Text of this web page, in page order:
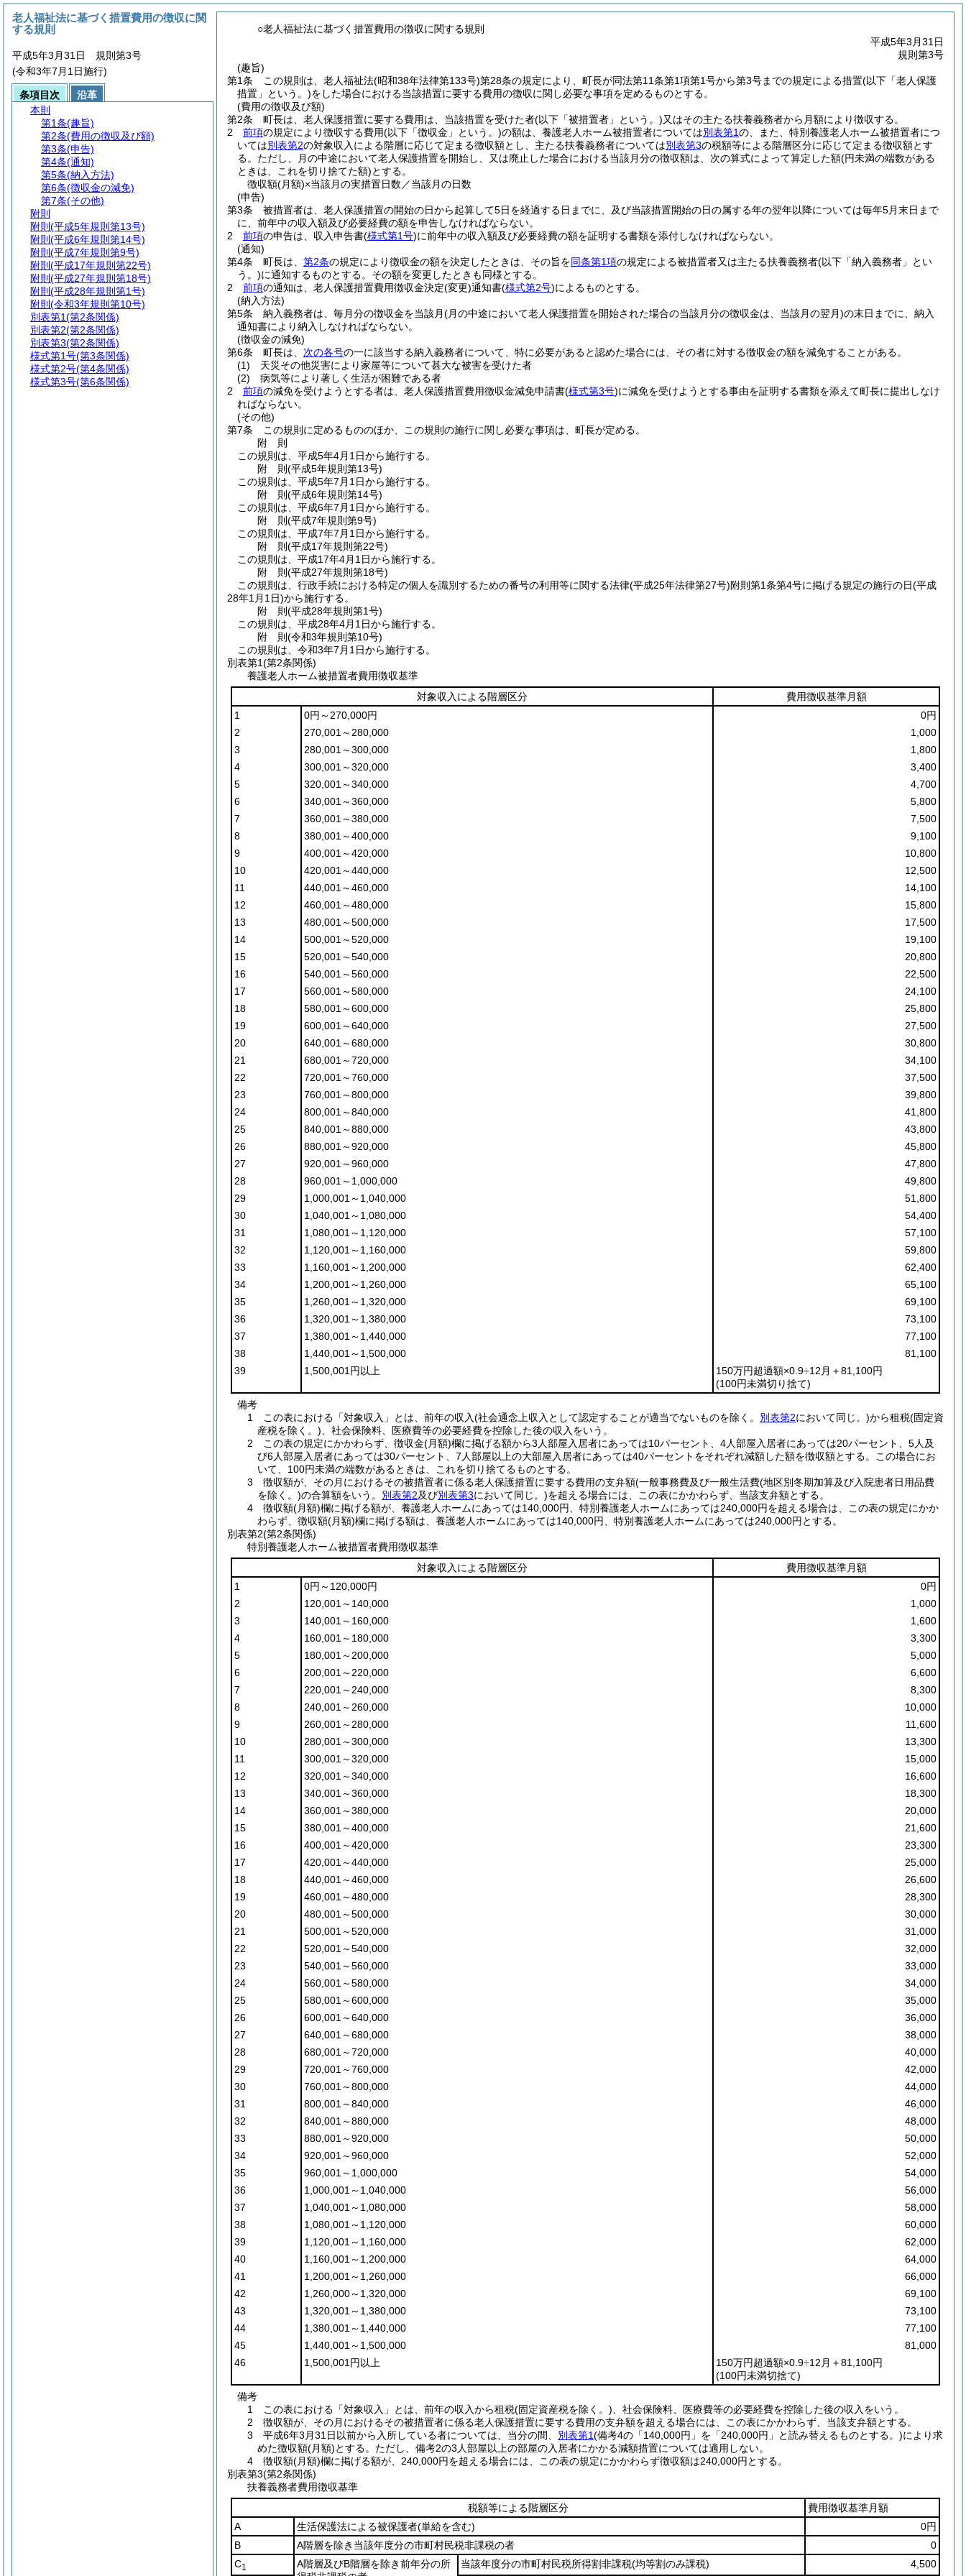
○老人福祉法に基づく措置費用の徴収に関する規則
平成5年3月31日
規則第3号
(趣旨)
第1条
この規則は、老人福祉法(昭和38年法律第133号)第28条の規定により、町長が同法第11条第1項第1号から第3号までの規定による措置(以下「老人保護
措置」という。)をした場合における当該措置に要する費用の徴収に関し必要な事項を定めるものとする。
(費用の徴収及び額)
第2条
町長は、老人保護措置に要する費用は、当該措置を受けた者(以下「被措置者」という。)又はその主たる扶養義務者から月額により徴収する。
2
前項の規定により徴収する費用(以下「徴収金」という。)の額は、養護老人ホーム被措置者については別表第1の、また、特別養護老人ホーム被措置者につ
いては別表第2の対象収入による階層に応じて定まる徴収額とし、主たる扶養義務者については別表第3の税額等による階層区分に応じて定まる徴収額とす
る。 ただし、月の中途において老人保護措置を開始し、又は廃止した場合における当該月分の徴収額は、次の算式によって算定した額(円未満の端数がある
ときは、これを切り捨てた額)とする。
徴収額(月額)×当該月の実措置日数／当該月の日数
(申告)
第3条
被措置者は、老人保護措置の開始の日から起算して5日を経過する日までに、及び当該措置開始の日の属する年の翌年以降については毎年5月末日まで
に、前年中の収入額及び必要経費の額を申告しなければならない。
2
前項の申告は、収入申告書(様式第1号)に前年中の収入額及び必要経費の額を証明する書類を添付しなければならない。
(通知)
第4条
町長は、 第2条の規定により徴収金の額を決定したときは、その旨を同条第1項の規定による被措置者又は主たる扶養義務者(以下「納入義務者」とい
う。)に通知するものとする。 その額を変更したときも同様とする。
2
前項の通知は、老人保護措置費用徴収金決定(変更)通知書(様式第2号)によるものとする。
(納入方法)
第5条
納入義務者は、毎月分の徴収金を当該月(月の中途において老人保護措置を開始された場合の当該月分の徴収金は、当該月の翌月)の末日までに、納入
通知書により納入しなければならない。
(徴収金の減免)
第6条
町長は、 次の各号の一に該当する納入義務者について、特に必要があると認めた場合には、その者に対する徴収金の額を減免することがある。
(1)
天災その他災害により家屋等について甚大な被害を受けた者
(2)
病気等により著しく生活が困難である者
2
前項の減免を受けようとする者は、老人保護措置費用徴収金減免申請書(様式第3号)に減免を受けようとする事由を証明する書類を添えて町長に提出しなけ
ればならない。
(その他)
第7条
この規則に定めるもののほか、この規則の施行に関し必要な事項は、町長が定める。
附 則
この規則は、平成5年4月1日から施行する。
附 則(平成5年規則第13号)
この規則は、平成5年7月1日から施行する。
附 則(平成6年規則第14号)
この規則は、平成6年7月1日から施行する。
附 則(平成7年規則第9号)
この規則は、平成7年7月1日から施行する。
附 則(平成17年規則第22号)
この規則は、平成17年4月1日から施行する。
附 則(平成27年規則第18号)
この規則は、行政手続における特定の個人を識別するための番号の利用等に関する法律(平成25年法律第27号)附則第1条第4号に掲げる規定の施行の日(平成
28年1月1日)から施行する。
附 則(平成28年規則第1号)
この規則は、平成28年4月1日から施行する。
附 則(令和3年規則第10号)
この規則は、令和3年7月1日から施行する。
別表第1(第2条関係)
養護老人ホーム被措置者費用徴収基準
対象収入による階層区分
費用徴収基準月額
1
0円～270,000円
0円
2
270,001～280,000
1,000
3
280,001～300,000
1,800
4
300,001～320,000
3,400
5
320,001～340,000
4,700
6
340,001～360,000
5,800
7
360,001～380,000
7,500
8
380,001～400,000
9,100
9
400,001～420,000
10,800
10
420,001～440,000
12,500
11
440,001～460,000
14,100
12
460,001～480,000
15,800
13
480,001～500,000
17,500
14
500,001～520,000
19,100
15
520,001～540,000
20,800
16
540,001～560,000
22,500
17
560,001～580,000
24,100
18
580,001～600,000
25,800
19
600,001～640,000
27,500
20
640,001～680,000
30,800
21
680,001～720,000
34,100
22
720,001～760,000
37,500
23
760,001～800,000
39,800
24
800,001～840,000
41,800
25
840,001～880,000
43,800
26
880,001～920,000
45,800
27
920,001～960,000
47,800
28
960,001～1,000,000
49,800
29
1,000,001～1,040,000
51,800
30
1,040,001～1,080,000
54,400
31
1,080,001～1,120,000
57,100
32
1,120,001～1,160,000
59,800
33
1,160,001～1,200,000
62,400
34
1,200,001～1,260,000
65,100
35
1,260,001～1,320,000
69,100
36
1,320,001～1,380,000
73,100
37
1,380,001～1,440,000
77,100
38
1,440,001～1,500,000
81,100
39
1,500,001円以上
150万円超過額×0.9÷12月＋81,100円
(100円未満切り捨て)
備考
1 この表における「対象収入」とは、前年の収入(社会通念上収入として認定することが適当でないものを除く。 別表第2において同じ。)から租税(固定資
産税を除く。)、社会保険料、医療費等の必要経費を控除した後の収入をいう。
2 この表の規定にかかわらず、徴収金(月額)欄に掲げる額から3人部屋入居者にあっては10パーセント、4人部屋入居者にあっては20パーセント、5人及
び6人部屋入居者にあっては30パーセント、7人部屋以上の大部屋入居者にあっては40パーセントをそれぞれ減額した額を徴収額とする。この場合にお
いて、100円未満の端数があるときは、これを切り捨てるものとする。
3 徴収額が、その月におけるその被措置者に係る老人保護措置に要する費用の支弁額(一般事務費及び一般生活費(地区別冬期加算及び入院患者日用品費
を除く。)の合算額をいう。 別表第2及び別表第3において同じ。)を超える場合には、この表にかかわらず、当該支弁額とする。
4 徴収額(月額)欄に掲げる額が、養護老人ホームにあっては140,000円、特別養護老人ホームにあっては240,000円を超える場合は、この表の規定にかか
わらず、徴収額(月額)欄に掲げる額は、養護老人ホームにあっては140,000円、特別養護老人ホームにあっては240,000円とする。
別表第2(第2条関係)
特別養護老人ホーム被措置者費用徴収基準
対象収入による階層区分
費用徴収基準月額
1
0円～120,000円
0円
2
120,001～140,000
1,000
3
140,001～160,000
1,600
4
160,001～180,000
3,300
5
180,001～200,000
5,000
6
200,001～220,000
6,600
7
220,001～240,000
8,300
8
240,001～260,000
10,000
9
260,001～280,000
11,600
10
280,001～300,000
13,300
11
300,001～320,000
15,000
12
320,001～340,000
16,600
13
340,001～360,000
18,300
14
360,001～380,000
20,000
15
380,001～400,000
21,600
16
400,001～420,000
23,300
17
420,001～440,000
25,000
18
440,001～460,000
26,600
19
460,001～480,000
28,300
20
480,001～500,000
30,000
21
500,001～520,000
31,000
22
520,001～540,000
32,000
23
540,001～560,000
33,000
24
560,001～580,000
34,000
25
580,001～600,000
35,000
26
600,001～640,000
36,000
27
640,001～680,000
38,000
28
680,001～720,000
40,000
29
720,001～760,000
42,000
30
760,001～800,000
44,000
31
800,001～840,000
46,000
32
840,001～880,000
48,000
33
880,001～920,000
50,000
34
920,001～960,000
52,000
35
960,001～1,000,000
54,000
36
1,000,001～1,040,000
56,000
37
1,040,001～1,080,000
58,000
38
1,080,001～1,120,000
60,000
39
1,120,001～1,160,000
62,000
40
1,160,001～1,200,000
64,000
41
1,200,001～1,260,000
66,000
42
1,260,000～1,320,000
69,100
43
1,320,001～1,380,000
73,100
44
1,380,001～1,440,000
77,100
45
1,440,001～1,500,000
81,000
46
1,500,001円以上
150万円超過額×0.9÷12月＋81,100円
(100円未満切捨て)
備考
1 この表における「対象収入」とは、前年の収入から租税(固定資産税を除く。)、社会保険料、医療費等の必要経費を控除した後の収入をいう。
2 徴収額が、その月におけるその被措置者に係る老人保護措置に要する費用の支弁額を超える場合には、この表にかかわらず、当該支弁額とする。
3 平成6年3月31日以前から入所している者については、当分の間、 別表第1(備考4の「140,000円」を「240,000円」と読み替えるものとする。)により求
めた徴収額(月額)とする。ただし、備考2の3人部屋以上の部屋の入居者にかかる減額措置については適用しない。
4 徴収額(月額)欄に掲げる額が、240,000円を超える場合には、この表の規定にかかわらず徴収額は240,000円とする。
別表第3(第2条関係)
扶養義務者費用徴収基準
税額等による階層区分
費用徴収基準月額
A
生活保護法による被保護者(単給を含む)
0円
B
A階層を除き当該年度分の市町村民税非課税の者
0
C1
A階層及びB階層を除き前年分の所
当該年度分の市町村民税所得割非課税(均等割のみ課税) 4,500
老人福祉法に基づく措置費用の徴収に関
する規則
平成5年3月31日 規則第3号
(令和3年7月1日施行)
条項目次
沿革
本則
第1条(趣旨)
第2条(費用の徴収及び額)
第3条(申告)
第4条(通知)
第5条(納入方法)
第6条(徴収金の減免)
第7条(その他)
附則
附則 (平成5年規則第13号)
附則 (平成6年規則第14号)
附則 (平成7年規則第9号)
附則 (平成17年規則第22号)
附則 (平成27年規則第18号)
附則 (平成28年規則第1号)
附則 (令和3年規則第10号)
別表第1(第2条関係)
別表第2(第2条関係)
別表第3(第2条関係)
様式第1号(第3条関係)
様式第2号(第4条関係)
様式第3号(第6条関係)